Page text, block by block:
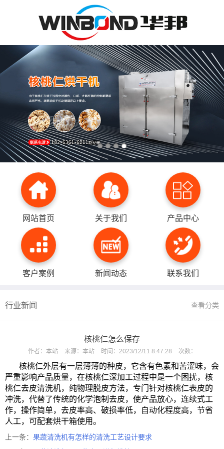
网站首页 关于我们 产品中心
客户案例 新闻动态 联系我们
行业新闻 查看分类
核桃仁怎么保存
作者： 本站 来源： 本站 时间： 2023/12/11 8:47:28 次数：
核桃仁外层有一层薄薄的种皮，它含有色素和苦涩味，会
严重影响产品质量，在核桃仁深加工过程中是一个困扰，核
桃仁去皮清洗机，纯物理脱皮方法，专门针对核桃仁表皮的
冲洗，代替了传统的化学泡制去皮，使产品放心，连续式工
作，操作简单，去皮率高、破损率低，自动化程度高，节省
人工，可配套烘干箱使用。
上一条： 果蔬清洗机有怎样的清洗工艺设计要求